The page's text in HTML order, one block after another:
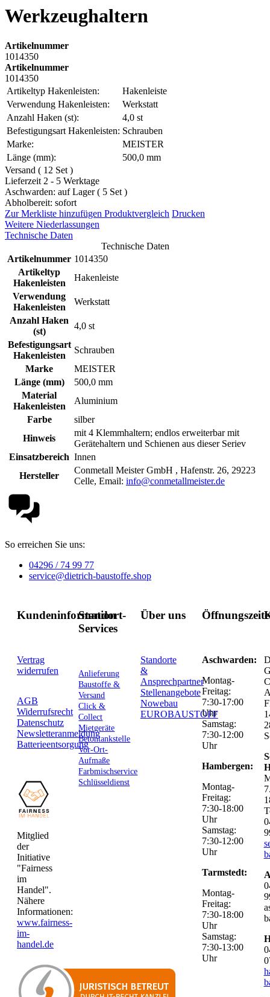
Werkzeughaltern
Artikelnummer
1014350
Artikelnummer
1014350
Artikeltyp Hakenleisten:
Hakenleiste
Verwendung Hakenleisten:
Werkstatt
Anzahl Haken (st):
4,0 st
Befestigungsart Hakenleisten: Schrauben
Marke:
MEISTER
Länge (mm):
500,0 mm
Versand ( 12 Set )
Lieferzeit 2 - 5 Werktage
Aschwarden: auf Lager ( 5 Set )
Abholbereit: sofort
Zur Merkliste hinzufügen Produktvergleich Drucken
Weitere Niederlassungen
Technische Daten
Technische Daten
Artikelnummer 1014350
Artikeltyp
Hakenleisten
Hakenleiste
Verwendung
Hakenleisten
Werkstatt
Anzahl Haken
(st)
4,0 st
Befestigungsart
Hakenleisten
Schrauben
Marke
MEISTER
Länge (mm)
500,0 mm
Material
Hakenleisten
Aluminium
Farbe
silber
Hinweis
mit 4 Klemmhaltern; endlos erweiterbar mit
Gerätehaltern und Schienen aus dieser Seriev
Einsatzbereich Innen
Hersteller
Conmetall Meister GmbH , Hafenstr. 26, 29223
Celle, Email: info@conmetallmeister.de
So erreichen Sie uns:
04296 / 74 99 77
service@dietrich-baustoffe.shop
Kundeninformation
Vertrag
widerrufen
AGB
Widerrufsrecht
Datenschutz
Newsletteranmeldung
Batterieentsorgung
Mitglied
der
Initiative
"Fairness
im
Handel".
Nähere
Informationen:
www.fairness-
im-
handel.de
Standort-
Services
Anlieferung
Baustoffe &
Versand
Click &
Collect
Mietgeräte
Betontankstelle
Vor-Ort-
Aufmaße
Farbmischservice
Schlüsseldienst
Über uns
Standorte
&
Ansprechpartner
Stellenangebote
Nowebau
EUROBAUSTOFF
Aschwarden:
Montag-
Freitag:
7:30-17:00
Uhr
Samstag:
7:30-12:00
Uhr
Hambergen:
Montag-
Freitag:
7:30-18:00
Uhr
Samstag:
7:30-12:00
Uhr
Tarmstedt:
Montag-
Freitag:
7:30-18:00
Uhr
Samstag:
7:30-13:00
Uhr